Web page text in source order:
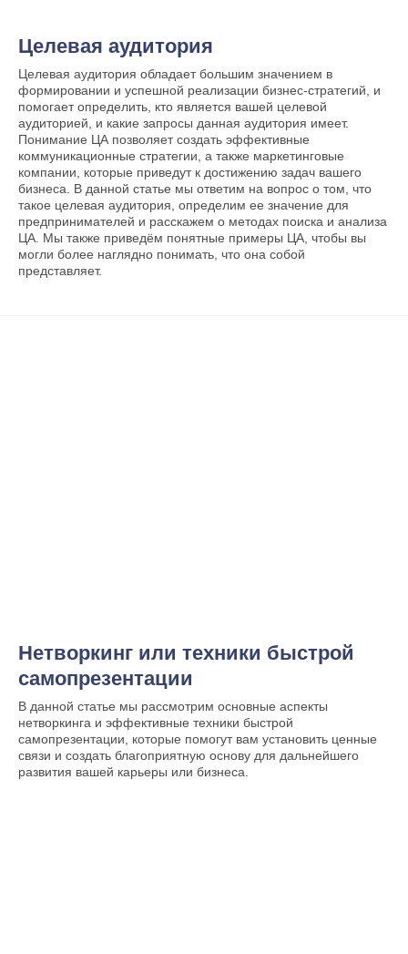
Целевая аудитория
Целевая аудитория обладает большим значением в
формировании и успешной реализации бизнес-стратегий, и
помогает определить, кто является вашей целевой
аудиторией, и какие запросы данная аудитория имеет.
Понимание ЦА позволяет создать эффективные
коммуникационные стратегии, а также маркетинговые
компании, которые приведут к достижению задач вашего
бизнеса. В данной статье мы ответим на вопрос о том, что
такое целевая аудитория, определим ее значение для
предпринимателей и расскажем о методах поиска и анализа
ЦА. Мы также приведём понятные примеры ЦА, чтобы вы
могли более наглядно понимать, что она собой
представляет.
Нетворкинг или техники быстрой
самопрезентации
В данной статье мы рассмотрим основные аспекты
нетворкинга и эффективные техники быстрой
самопрезентации, которые помогут вам установить ценные
связи и создать благоприятную основу для дальнейшего
развития вашей карьеры или бизнеса.